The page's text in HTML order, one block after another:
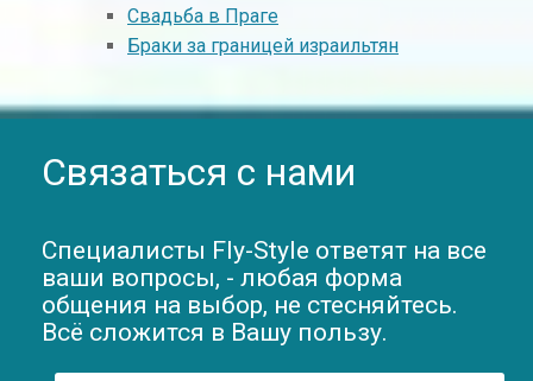
Свадьба в Праге
Браки за границей израильтян
Связаться с нами
Специалисты Fly-Style ответят на все
ваши вопросы, - любая форма
общения на выбор, не стесняйтесь.
Всё сложится в Вашу пользу.